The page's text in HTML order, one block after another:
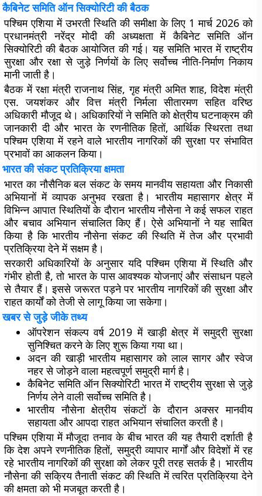
कैबिनेट समिति ऑन सिक्योरिटी की बैठक
पश्चिम एशिया में उभरती स्थिति की समीक्षा के लिए 1 मार्च 2026 को
प्रधानमंत्री नरेंद्र मोदी की अध्यक्षता में कैबिनेट समिति ऑन
सिक्योरिटी की बैठक आयोजित की गई। यह समिति भारत में राष्ट्रीय
सुरक्षा और रक्षा से जुड़े निर्णयों के लिए सर्वोच्च नीति-निर्माण निकाय
मानी जाती है।
बैठक में रक्षा मंत्री राजनाथ सिंह, गृह मंत्री अमित शाह, विदेश मंत्री
एस. जयशंकर और वित्त मंत्री निर्मला सीतारमण सहित वरिष्ठ
अधिकारी मौजूद थे। अधिकारियों ने समिति को क्षेत्रीय घटनाक्रम की
जानकारी दी और भारत के रणनीतिक हितों, आर्थिक स्थिरता तथा
पश्चिम एशिया में रहने वाले भारतीय नागरिकों की सुरक्षा पर संभावित
प्रभावों का आकलन किया।
भारत की संकट प्रतिक्रिया क्षमता
भारत का नौसैनिक बल संकट के समय मानवीय सहायता और निकासी
अभियानों में व्यापक अनुभव रखता है। भारतीय महासागर क्षेत्र में
विभिन्न आपात स्थितियों के दौरान भारतीय नौसेना ने कई सफल राहत
और बचाव अभियान संचालित किए हैं। ऐसे अभियानों ने यह साबित
किया है कि भारतीय नौसेना संकट की स्थिति में तेज और प्रभावी
प्रतिक्रिया देने में सक्षम है।
सरकारी अधिकारियों के अनुसार यदि पश्चिम एशिया में स्थिति और
गंभीर होती है, तो भारत के पास आवश्यक योजनाएं और संसाधन पहले
से तैयार हैं। इससे जरूरत पड़ने पर भारतीय नागरिकों की सुरक्षा और
राहत कार्यों को तेजी से लागू किया जा सकेगा।
खबर से जुड़े जीके तथ्य
ऑपरेशन संकल्प वर्ष 2019 में खाड़ी क्षेत्र में समुद्री सुरक्षा
सुनिश्चित करने के लिए शुरू किया गया था।
अदन की खाड़ी भारतीय महासागर को लाल सागर और स्वेज
नहर से जोड़ने वाला महत्वपूर्ण समुद्री मार्ग है।
कैबिनेट समिति ऑन सिक्योरिटी भारत में राष्ट्रीय सुरक्षा से जुड़े
निर्णय लेने वाली सर्वोच्च समिति है।
भारतीय नौसेना क्षेत्रीय संकटों के दौरान अक्सर मानवीय
सहायता और आपदा राहत अभियान संचालित करती है।
पश्चिम एशिया में मौजूदा तनाव के बीच भारत की यह तैयारी दर्शाती है
कि देश अपने रणनीतिक हितों, समुद्री व्यापार मार्गों और विदेशों में रह
रहे भारतीय नागरिकों की सुरक्षा को लेकर पूरी तरह सतर्क है। भारतीय
नौसेना की सक्रिय तैनाती संकट की स्थिति में त्वरित प्रतिक्रिया देने
की क्षमता को भी मजबूत करती है।